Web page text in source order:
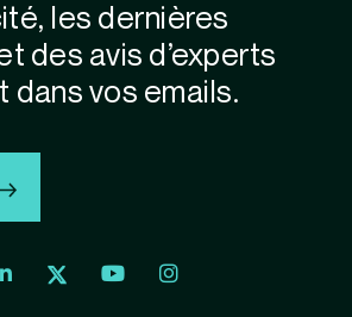
les dernières
des avis d’experts
dans vos emails.